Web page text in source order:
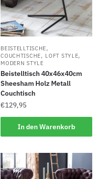
BEISTELLTISCHE,
COUCHTISCHE, LOFT STYLE,
MODERN STYLE
Beistelltisch 40x46x40cm
Sheesham Holz Metall
Couchtisch
€129,95
In den Warenkorb